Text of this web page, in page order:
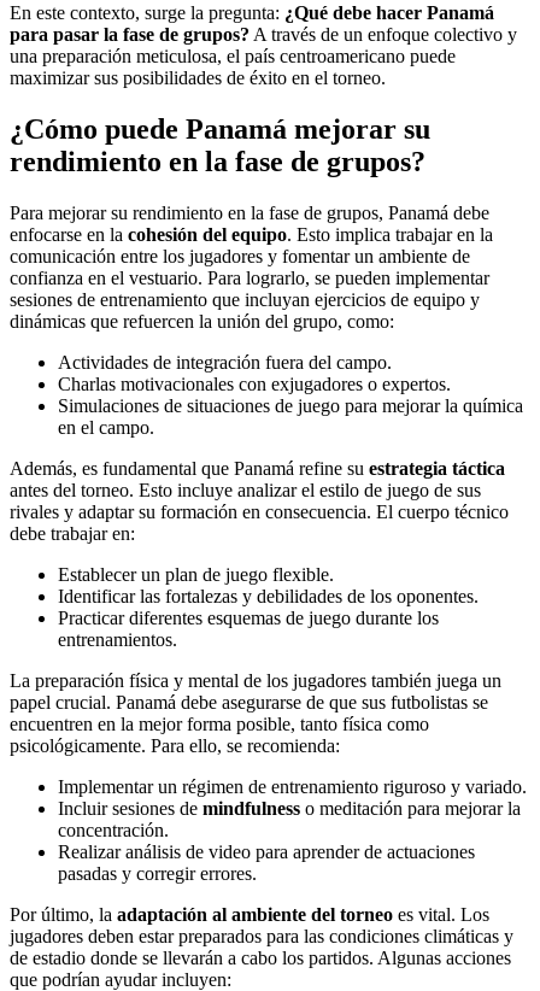
En este contexto, surge la pregunta: ¿Qué debe hacer Panamá
para pasar la fase de grupos? A través de un enfoque colectivo y
una preparación meticulosa, el país centroamericano puede
maximizar sus posibilidades de éxito en el torneo.
¿Cómo puede Panamá mejorar su
rendimiento en la fase de grupos?
Para mejorar su rendimiento en la fase de grupos, Panamá debe
enfocarse en la cohesión del equipo. Esto implica trabajar en la
comunicación entre los jugadores y fomentar un ambiente de
confianza en el vestuario. Para lograrlo, se pueden implementar
sesiones de entrenamiento que incluyan ejercicios de equipo y
dinámicas que refuercen la unión del grupo, como:
Actividades de integración fuera del campo.
Charlas motivacionales con exjugadores o expertos.
Simulaciones de situaciones de juego para mejorar la química
en el campo.
Además, es fundamental que Panamá refine su estrategia táctica
antes del torneo. Esto incluye analizar el estilo de juego de sus
rivales y adaptar su formación en consecuencia. El cuerpo técnico
debe trabajar en:
Establecer un plan de juego flexible.
Identificar las fortalezas y debilidades de los oponentes.
Practicar diferentes esquemas de juego durante los
entrenamientos.
La preparación física y mental de los jugadores también juega un
papel crucial. Panamá debe asegurarse de que sus futbolistas se
encuentren en la mejor forma posible, tanto física como
psicológicamente. Para ello, se recomienda:
Implementar un régimen de entrenamiento riguroso y variado.
Incluir sesiones de mindfulness o meditación para mejorar la
concentración.
Realizar análisis de video para aprender de actuaciones
pasadas y corregir errores.
Por último, la adaptación al ambiente del torneo es vital. Los
jugadores deben estar preparados para las condiciones climáticas y
de estadio donde se llevarán a cabo los partidos. Algunas acciones
que podrían ayudar incluyen: